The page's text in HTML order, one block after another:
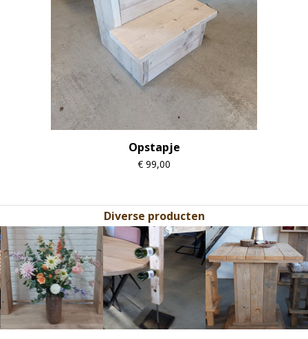
Opstapje
€ 99,00
Diverse producten
Use
the
left
and
right
arrow
keys